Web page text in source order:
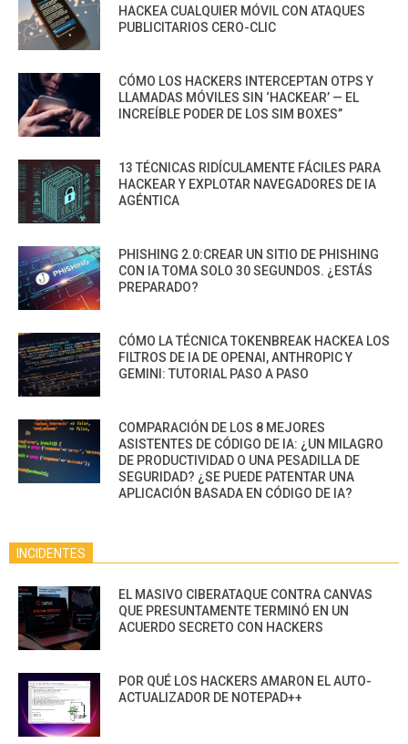
HACKEA CUALQUIER MÓVIL CON ATAQUES
PUBLICITARIOS CERO-CLIC
CÓMO LOS HACKERS INTERCEPTAN OTPS Y
LLAMADAS MÓVILES SIN ‘HACKEAR’ — EL
INCREÍBLE PODER DE LOS SIM BOXES”
13 TÉCNICAS RIDÍCULAMENTE FÁCILES PARA
HACKEAR Y EXPLOTAR NAVEGADORES DE IA
AGÉNTICA
PHISHING 2.0:CREAR UN SITIO DE PHISHING
CON IA TOMA SOLO 30 SEGUNDOS. ¿ESTÁS
PREPARADO?
CÓMO LA TÉCNICA TOKENBREAK HACKEA LOS
FILTROS DE IA DE OPENAI, ANTHROPIC Y
GEMINI: TUTORIAL PASO A PASO
COMPARACIÓN DE LOS 8 MEJORES
ASISTENTES DE CÓDIGO DE IA: ¿UN MILAGRO
DE PRODUCTIVIDAD O UNA PESADILLA DE
SEGURIDAD? ¿SE PUEDE PATENTAR UNA
APLICACIÓN BASADA EN CÓDIGO DE IA?
INCIDENTES
EL MASIVO CIBERATAQUE CONTRA CANVAS
QUE PRESUNTAMENTE TERMINÓ EN UN
ACUERDO SECRETO CON HACKERS
POR QUÉ LOS HACKERS AMARON EL AUTO-
ACTUALIZADOR DE NOTEPAD++